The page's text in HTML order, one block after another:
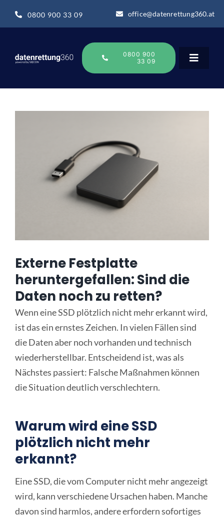
Inhalt
0800 900 33 09 office@datenrettung360.at
0800 900
33 09
Toggle
Über uns
Externe Festplatte
heruntergefallen: Sind die
Daten noch zu retten?
Wenn eine SSD plötzlich nicht mehr erkannt wird,
ist das ein ernstes Zeichen. In vielen Fällen sind
die Daten aber noch vorhanden und technisch
wiederherstellbar. Entscheidend ist, was als
Nächstes passiert: Falsche Maßnahmen können
die Situation deutlich verschlechtern.
Warum wird eine SSD
plötzlich nicht mehr
erkannt?
Eine SSD, die vom Computer nicht mehr angezeigt
wird, kann verschiedene Ursachen haben. Manche
davon sind harmlos, andere erfordern sofortiges